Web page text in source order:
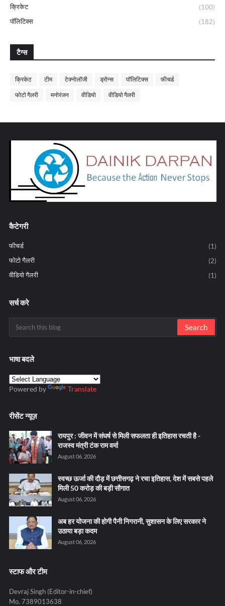
क्रिकेट
(100)
पॉलिटिक्स
(182)
टैग्स
क्रिकेट टीम टेक्नोलॉजी ड्रोन्स पॉलिटिक्स फीचर्ड
फोटो गैलरी मनोरंजन वीडियो वीडियो गैलरी
कैटेगरी
फीचर्ड
(1)
फोटो गैलरी
(2)
वीडियो गैलरी
(1)
सर्च करे
भाषा बदले
Powered by Translate
रीसेंट न्यूज़
रायपुर : जीवन में संघर्ष से मिली सफलता ही इतिहास रचती है -
राजस्व मंत्री टंक राम वर्मा
August 06, 2026
स्वच्छ ऊर्जा की दौड़ में छत्तीसगढ़ ने रचा इतिहास, देश में सबसे पहले
मिली 50 करोड़ की बड़ी सौगात
August 06, 2026
अब हर योजना की होगी पैनी निगरानी, सुशासन के लिए सरकार ने
उठाया बड़ा कदम
August 06, 2026
स्टाफ और टीम
Devraj Singh (Editor-in-chief)
Mo. 7389013638